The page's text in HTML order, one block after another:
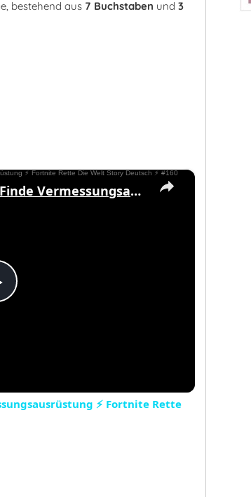
bestehend aus 7 Buchstaben und 3
×
Was sind schon Namen - Finde Vermessungsausrüstung ⚡ Fortnite Rette Die Welt Story Deutsch ⚡ #160
⚡ Fortnite Rette